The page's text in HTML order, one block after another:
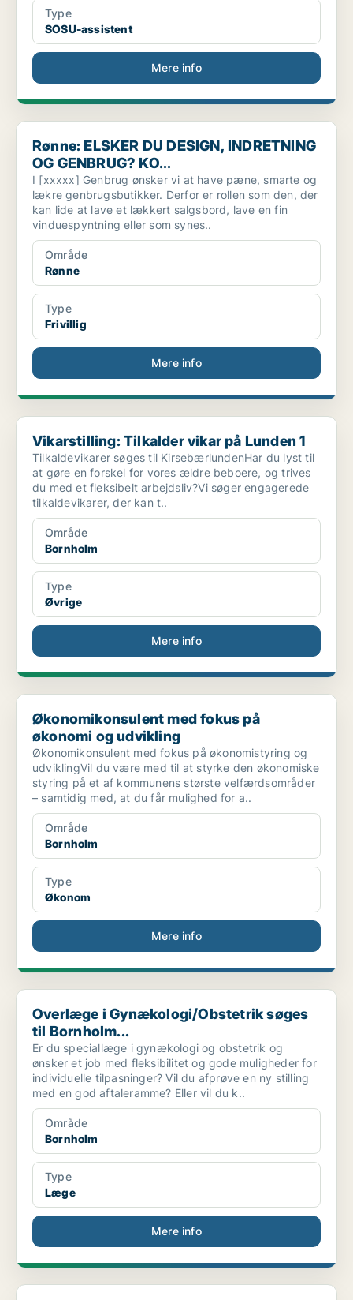
Type
SOSU-assistent
Mere info
Rønne: ELSKER DU DESIGN, INDRETNING OG GENBRUG? KO...
Rønne: ELSKER DU DESIGN, INDRETNING
OG GENBRUG? KO...
I [xxxxx] Genbrug ønsker vi at have pæne, smarte og
lækre genbrugsbutikker. Derfor er rollen som den, der
kan lide at lave et lækkert salgsbord, lave en fin
vinduespyntning eller som synes..
Område
Rønne
Type
Frivillig
Mere info
Vikarstilling: Tilkalder vikar på Lunden 1
Vikarstilling: Tilkalder vikar på Lunden 1
Tilkaldevikarer søges til KirsebærlundenHar du lyst til
at gøre en forskel for vores ældre beboere, og trives
du med et fleksibelt arbejdsliv?Vi søger engagerede
tilkaldevikarer, der kan t..
Område
Bornholm
Type
Øvrige
Mere info
Økonomikonsulent med fokus på økonomi og udvikling
Økonomikonsulent med fokus på
økonomi og udvikling
Økonomikonsulent med fokus på økonomistyring og
udviklingVil du være med til at styrke den økonomiske
styring på et af kommunens største velfærdsområder
– samtidig med, at du får mulighed for a..
Område
Bornholm
Type
Økonom
Mere info
Overlæge i Gynækologi/Obstetrik søges til Bornholm...
Overlæge i Gynækologi/Obstetrik søges
til Bornholm...
Er du speciallæge i gynækologi og obstetrik og
ønsker et job med fleksibilitet og gode muligheder for
individuelle tilpasninger? Vil du afprøve en ny stilling
med en god aftaleramme? Eller vil du k..
Område
Bornholm
Type
Læge
Mere info
Rønne: Vil du facilitere et gruppeforløb for unge,...